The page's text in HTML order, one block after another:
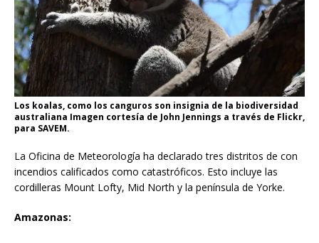
Los koalas, como los canguros son insignia de la biodiversidad
australiana Imagen cortesía de John Jennings a través de Flickr,
para SAVEM.
La Oficina de Meteorología ha declarado tres distritos de con
incendios calificados como catastróficos. Esto incluye las
cordilleras Mount Lofty, Mid North y la península de Yorke.
Amazonas: